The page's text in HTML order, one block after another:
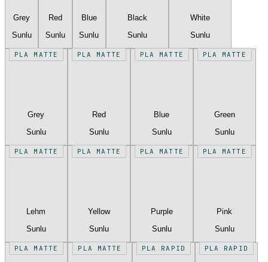
Grey
Sunlu
Red
Sunlu
Blue
Sunlu
Black
Sunlu
White
Sunlu
PLA MATTE
Grey
Sunlu
PLA MATTE
Red
Sunlu
PLA MATTE
Blue
Sunlu
PLA MATTE
Green
Sunlu
PLA MATTE
Lehm
Sunlu
PLA MATTE
Yellow
Sunlu
PLA MATTE
Purple
Sunlu
PLA MATTE
Pink
Sunlu
PLA MATTE PLA MATTE PLA RAPID PLA RAPID